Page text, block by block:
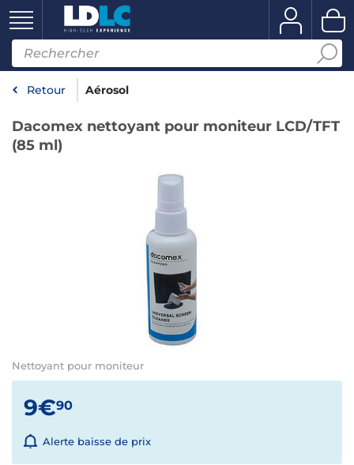
Retour Aérosol
Dacomex nettoyant pour moniteur LCD/TFT
(85 ml)
Nettoyant pour moniteur
9€90
Alerte baisse de prix